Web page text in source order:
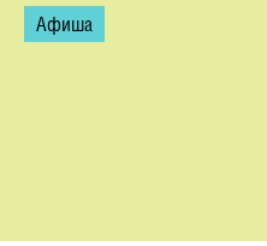
Афиша